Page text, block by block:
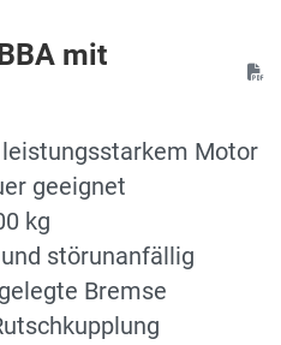
mit
Motor
geeignet
kg
störunanfällig
Bremse